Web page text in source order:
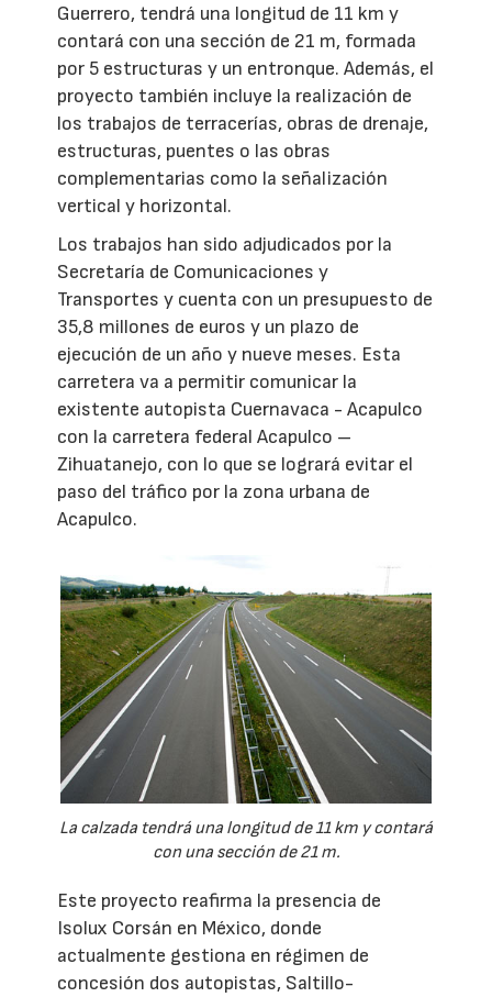
Guerrero, tendrá una longitud de 11 km y
contará con una sección de 21 m, formada
por 5 estructuras y un entronque. Además, el
proyecto también incluye la realización de
los trabajos de terracerías, obras de drenaje,
estructuras, puentes o las obras
complementarias como la señalización
vertical y horizontal.
Los trabajos han sido adjudicados por la
Secretaría de Comunicaciones y
Transportes y cuenta con un presupuesto de
35,8 millones de euros y un plazo de
ejecución de un año y nueve meses. Esta
carretera va a permitir comunicar la
existente autopista Cuernavaca - Acapulco
con la carretera federal Acapulco –
Zihuatanejo, con lo que se logrará evitar el
paso del tráfico por la zona urbana de
Acapulco.
La calzada tendrá una longitud de 11 km y contará
con una sección de 21 m.
Este proyecto reafirma la presencia de
Isolux Corsán en México, donde
actualmente gestiona en régimen de
concesión dos autopistas, Saltillo-